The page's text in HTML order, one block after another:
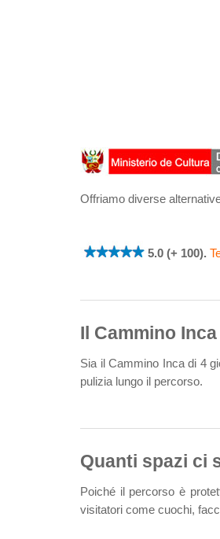
Offriamo diverse
5.0 (+ 100).
Il Cammino
Sia il Cammino Inca di 4
pulizia lungo il percorso.
Quanti spazi ci
Poiché il percorso è
visitatori come cuochi,